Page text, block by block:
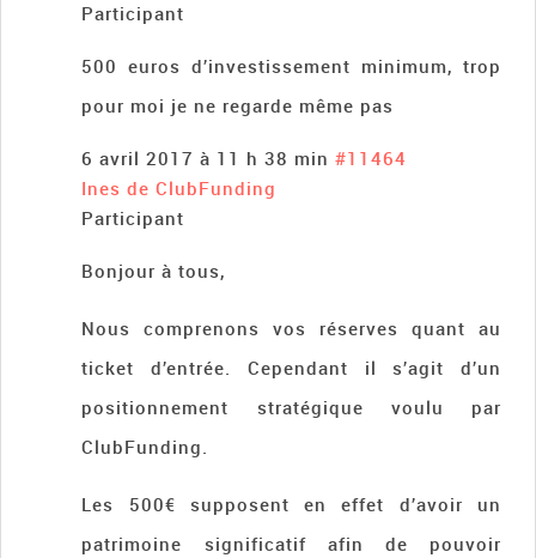
Participant
500 euros d’investissement minimum, trop
pour moi je ne regarde même pas
6 avril 2017 à 11 h 38 min #11464
Ines de ClubFunding
Participant
Bonjour à tous,
Nous comprenons vos réserves quant au
ticket d’entrée. Cependant il s’agit d’un
positionnement stratégique voulu par
ClubFunding.
Les 500€ supposent en effet d’avoir un
patrimoine significatif afin de pouvoir